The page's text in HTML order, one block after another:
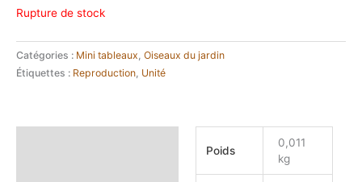
Rupture de stock
Catégories : Mini tableaux, Oiseaux du jardin
Étiquettes : Reproduction, Unité
Poids
0,011
kg